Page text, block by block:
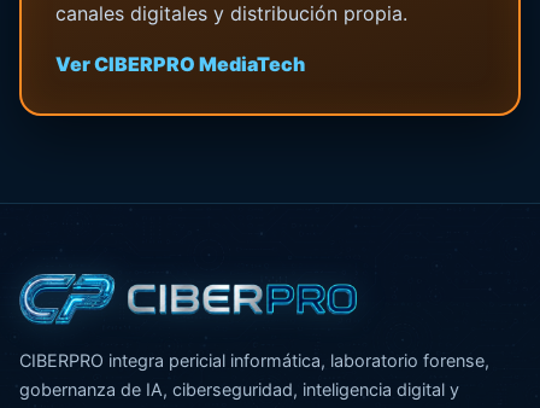
canales digitales y distribución propia.
Ver CIBERPRO MediaTech
CIBERPRO integra pericial informática, laboratorio forense,
gobernanza de IA, ciberseguridad, inteligencia digital y